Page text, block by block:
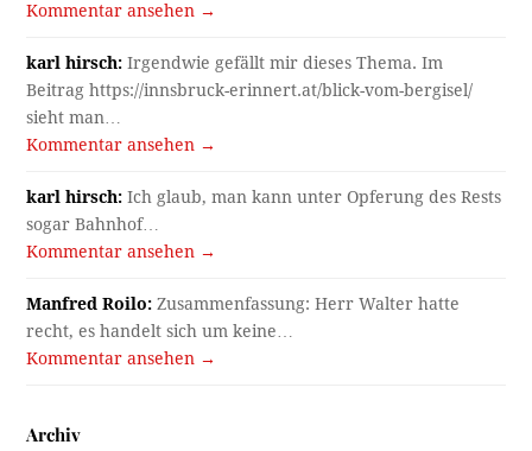
Kommentar ansehen →
karl hirsch: Irgendwie gefällt mir dieses Thema. Im
Beitrag https://innsbruck-erinnert.at/blick-vom-bergisel/
sieht man…
Kommentar ansehen →
karl hirsch: Ich glaub, man kann unter Opferung des Rests
sogar Bahnhof…
Kommentar ansehen →
Manfred Roilo: Zusammenfassung: Herr Walter hatte
recht, es handelt sich um keine…
Kommentar ansehen →
Archiv